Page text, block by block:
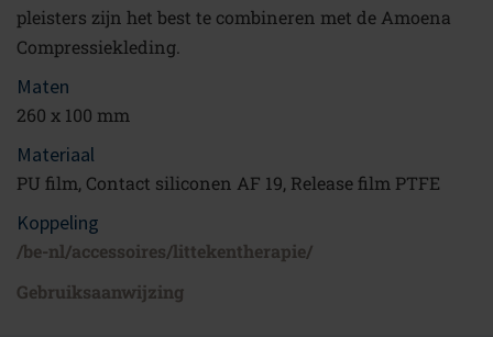
pleisters zijn het best te combineren met de Amoena
Compressiekleding.
Maten
260 x 100 mm
Materiaal
PU film, Contact siliconen AF 19, Release film PTFE
Koppeling
/be-nl/accessoires/littekentherapie/
Gebruiksaanwijzing